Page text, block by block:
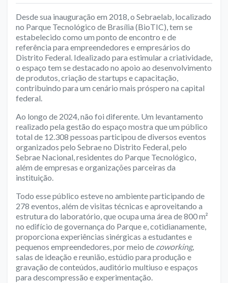
Desde sua inauguração em 2018, o Sebraelab, localizado
no Parque Tecnológico de Brasília (BioTIC), tem se
estabelecido como um ponto de encontro e de
referência para empreendedores e empresários do
Distrito Federal. Idealizado para estimular a criatividade,
o espaço tem se destacado no apoio ao desenvolvimento
de produtos, criação de startups e capacitação,
contribuindo para um cenário mais próspero na capital
federal.
Ao longo de 2024, não foi diferente. Um levantamento
realizado pela gestão do espaço mostra que um público
total de 12.308 pessoas participou de diversos eventos
organizados pelo Sebrae no Distrito Federal, pelo
Sebrae Nacional, residentes do Parque Tecnológico,
além de empresas e organizações parceiras da
instituição.
Todo esse público esteve no ambiente participando de
278 eventos, além de visitas técnicas e aproveitando a
estrutura do laboratório, que ocupa uma área de 800 m²
no edifício de governança do Parque e, cotidianamente,
proporciona experiências sinérgicas a estudantes e
pequenos empreendedores, por meio de coworking,
salas de ideação e reunião, estúdio para produção e
gravação de conteúdos, auditório multiuso e espaços
para descompressão e experimentação.